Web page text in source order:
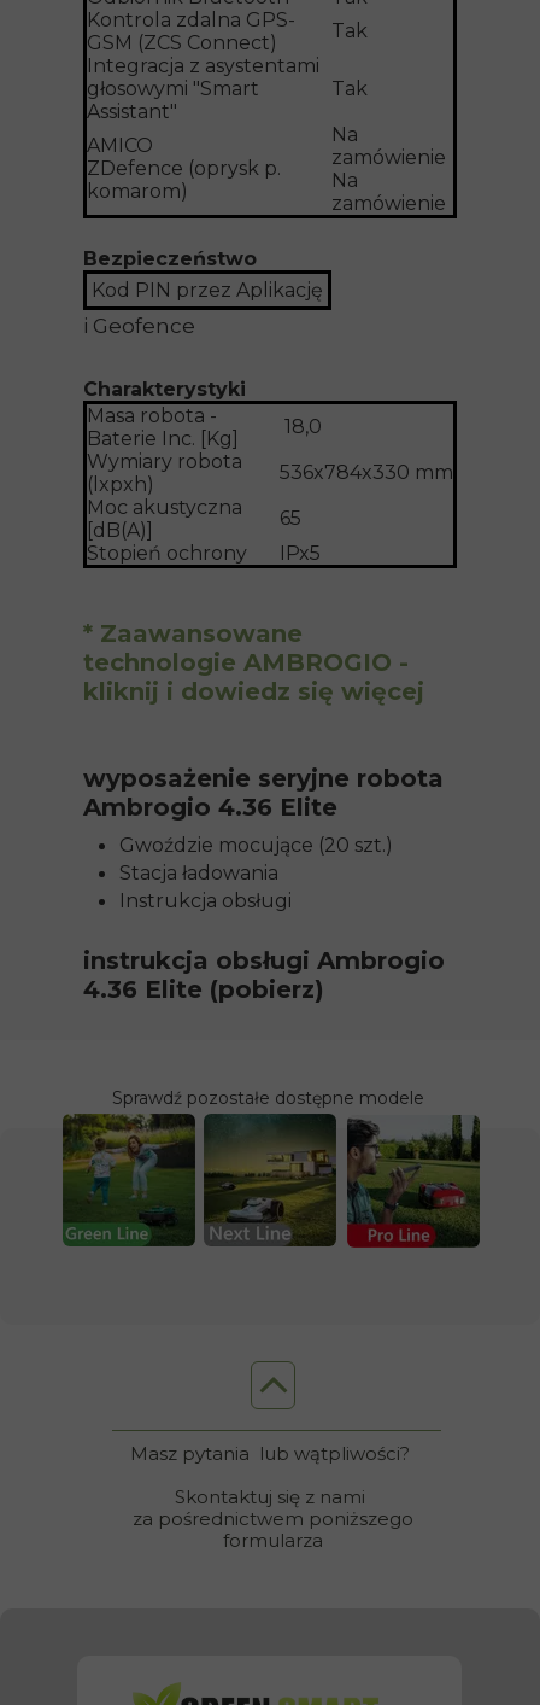
Sprawdź pozostałe dostępne modele
Masz pytania lub wątpliwości?
Skontaktuj się z nami
za pośrednictwem poniższego
formularza
instrukcja obsługi Ambrogio
4.36 Elite (pobierz)
wyposażenie seryjne robota
Ambrogio 4.36 Elite
Gwoździe mocujące (20 szt.)
Stacja ładowania
Instrukcja obsługi
Bezpieczeństwo
Kod PIN przez Aplikację
i Geofence
Kontrola zdalna GPS-
GSM (ZCS Connect)
Tak
Integracja z asystentami
głosowymi "Smart
Assistant"
Tak
AMICO
ZDefence (oprysk p.
komarom)
Na
zamówienie
Na
zamówienie
Charakterystyki
Masa robota -
Baterie Inc. [Kg]
18,0
Wymiary robota
(lxpxh)
536x784x330 mm
Moc akustyczna
[dB(A)]
65
Stopień ochrony
IPx5
* Zaawansowane
technologie AMBROGIO -
kliknij i dowiedz się więcej